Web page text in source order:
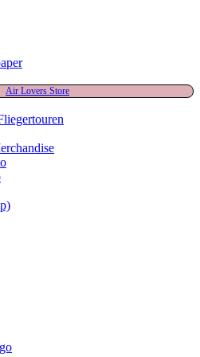
Air Lovers Store